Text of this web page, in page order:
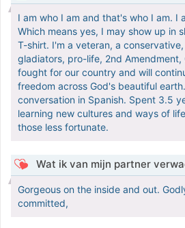
I am who I am and that's who I am. I
Which means yes, I may show up in
T-shirt. I'm a veteran, a
gladiators, pro-life, 2nd Amendment,
fought for our country and will
freedom across God's beautiful
conversation in Spanish. Spent 3.5
learning new cultures and ways of
those less fortunate.
Wat ik van mijn partner
Gorgeous on the inside and out.
committed,